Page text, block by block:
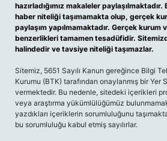
hazırladığımız makaleler
haber niteliği taşımamakta olup, gerçek
paylaşım yapılmamaktadır. Gerçek kurum
benzerlikleri tamamen tesadüfidir.
halindedir ve tavsiye niteliği taşımazlar.
Sitemiz, 5651 Sayılı Kanun gereğince Bilgi
Kurumu (BTK) tarafından onaylanmış bir Yer
vermektedir. Bu nedenle, sitedeki içerikleri
veya araştırma yükümlülüğümüz
yazdıkları içeriklerin sorumluluğunu
bu sorumluluğu kabul etmiş sayılırlar.